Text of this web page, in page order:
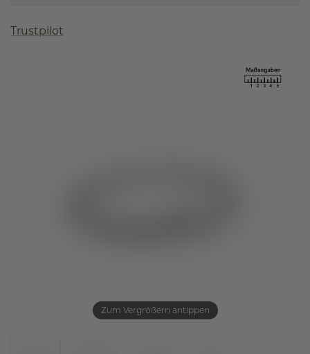
Zum Vergrößern antippen
Trustpilot